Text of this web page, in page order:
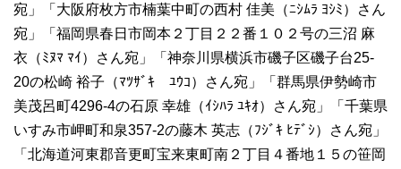
宛」「大阪府枚方市楠葉中町の西村 佳美（ﾆｼﾑﾗ ﾖｼﾐ）さん
宛」「福岡県春日市岡本２丁目２２番１０２号の三沼 麻
衣（ﾐﾇﾏ ﾏｲ）さん宛」「神奈川県横浜市磯子区磯子台25-
20の松崎 裕子（ﾏﾂｻﾞｷ ﾕｳｺ）さん宛」「群馬県伊勢崎市
美茂呂町4296-4の石原 幸雄（ｲｼﾊﾗ ﾕｷｵ）さん宛」「千葉県
いすみ市岬町和泉357-2の藤木 英志（ﾌｼﾞｷ ﾋﾃﾞｼ）さん宛」
「北海道河東郡音更町宝来東町南２丁目４番地１５の笹岡